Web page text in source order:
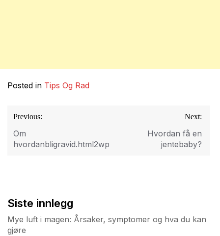
Posted in Tips Og Rad
Innleggsnavigasjon
Previous:
Om
hvordanbligravid.html2wp.life
Next:
Hvordan få en
jentebaby?
Siste innlegg
Mye luft i magen: Årsaker, symptomer og hva du kan
gjøre